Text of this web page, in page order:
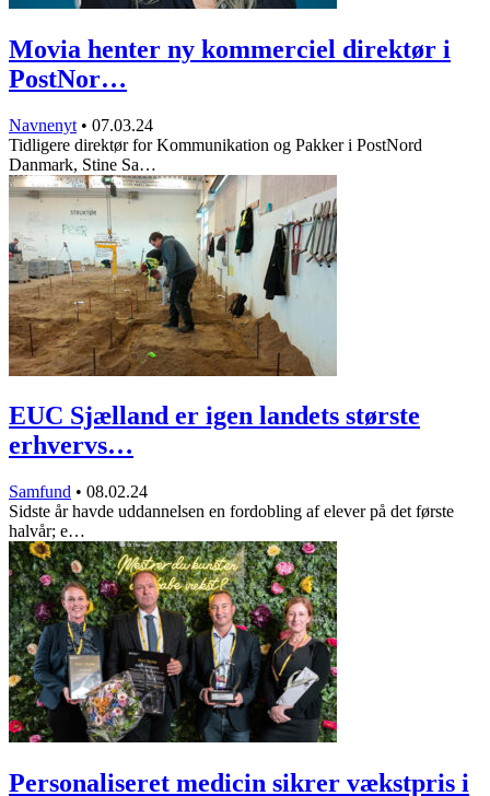
Movia henter ny kommerciel direktør i
PostNor…
Navnenyt • 07.03.24
Tidligere direktør for Kommunikation og Pakker i PostNord
Danmark, Stine Sa…
EUC Sjælland er igen landets største
erhvervs…
Samfund • 08.02.24
Sidste år havde uddannelsen en fordobling af elever på det første
halvår; e…
Personaliseret medicin sikrer vækstpris i